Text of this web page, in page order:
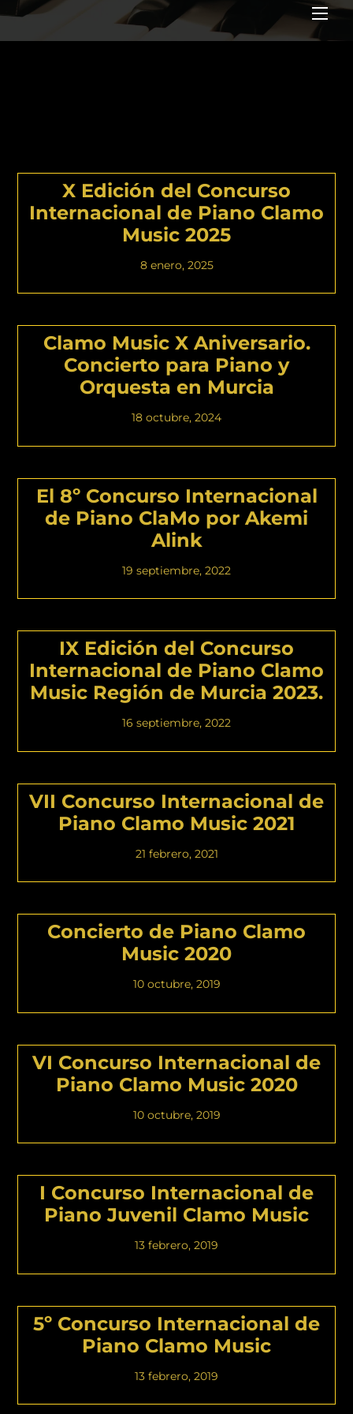
X Edición del Concurso
Internacional de Piano Clamo
Music 2025
8 enero, 2025
Clamo Music X Aniversario.
Concierto para Piano y
Orquesta en Murcia
18 octubre, 2024
El 8º Concurso Internacional
de Piano ClaMo por Akemi
Alink
19 septiembre, 2022
IX Edición del Concurso
Internacional de Piano Clamo
Music Región de Murcia 2023.
16 septiembre, 2022
VII Concurso Internacional de
Piano Clamo Music 2021
21 febrero, 2021
Concierto de Piano Clamo
Music 2020
10 octubre, 2019
VI Concurso Internacional de
Piano Clamo Music 2020
10 octubre, 2019
I Concurso Internacional de
Piano Juvenil Clamo Music
13 febrero, 2019
5º Concurso Internacional de
Piano Clamo Music
13 febrero, 2019